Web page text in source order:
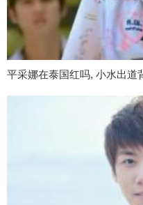
平采娜在泰国红吗, 小水出道